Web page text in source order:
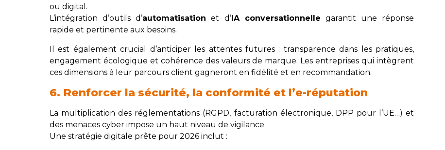
ou digital.
L’intégration d’outils d’automatisation et d’IA conversationnelle garantit une réponse
rapide et pertinente aux besoins.
Il est également crucial d’anticiper les attentes futures : transparence dans les pratiques,
engagement écologique et cohérence des valeurs de marque. Les entreprises qui intègrent
ces dimensions à leur parcours client gagneront en fidélité et en recommandation.
6. Renforcer la sécurité, la conformité et l’e-réputation
La multiplication des réglementations (RGPD, facturation électronique, DPP pour l’UE…) et
des menaces cyber impose un haut niveau de vigilance.
Une stratégie digitale prête pour 2026 inclut :